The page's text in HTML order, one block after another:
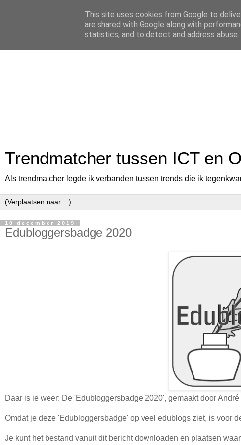
Trendmatcher tussen ICT en
Als trendmatcher legde ik verbanden tussen trends die ik
10 december 2019
Edubloggersbadge 2020
Daar is ie weer: De 'Edubloggersbadge 2020', gemaakt door André
Omdat je deze 'Edubloggersbadge' op veel edublogs ziet, is voor
Je kunt het bestand vanuit dit bericht downloaden en plaatsen
This site uses cookies from Google to
are shared with Google along with
statistics, and to detect and address abuse.